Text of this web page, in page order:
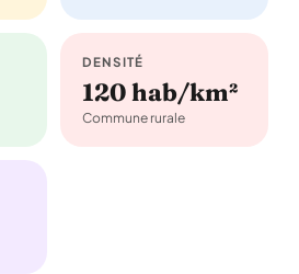
DENSITÉ
120 hab/km²
Commune rurale